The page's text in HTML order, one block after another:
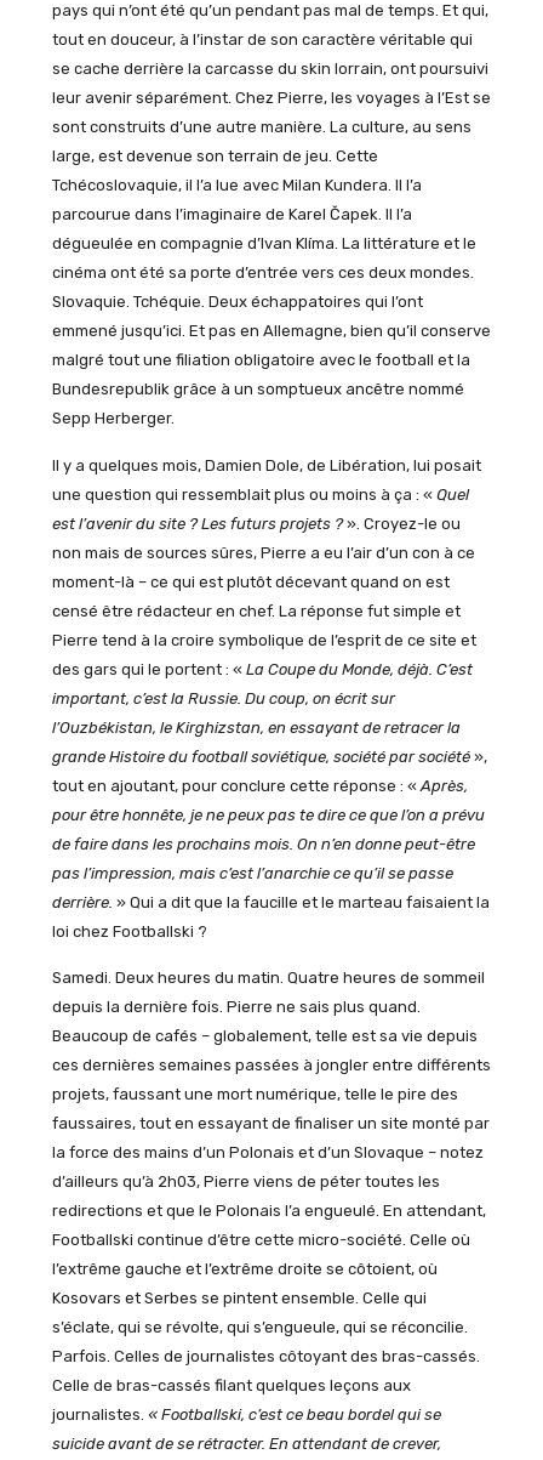
pays qui n’ont été qu’un pendant pas mal de temps. Et qui,
tout en douceur, à l’instar de son caractère véritable qui
se cache derrière la carcasse du skin lorrain, ont poursuivi
leur avenir séparément. Chez Pierre, les voyages à l’Est se
sont construits d’une autre manière. La culture, au sens
large, est devenue son terrain de jeu. Cette
Tchécoslovaquie, il l’a lue avec Milan Kundera. Il l’a
parcourue dans l’imaginaire de Karel Čapek. Il l’a
dégueulée en compagnie d’Ivan Klíma. La littérature et le
cinéma ont été sa porte d’entrée vers ces deux mondes.
Slovaquie. Tchéquie. Deux échappatoires qui l’ont
emmené jusqu’ici. Et pas en Allemagne, bien qu’il conserve
malgré tout une filiation obligatoire avec le football et la
Bundesrepublik grâce à un somptueux ancêtre nommé
Sepp Herberger.
Il y a quelques mois, Damien Dole, de Libération, lui posait
une question qui ressemblait plus ou moins à ça : « Quel
est l’avenir du site ? Les futurs projets ?». Croyez-le ou
non mais de sources sûres, Pierre a eu l’air d’un con à ce
moment-là – ce qui est plutôt décevant quand on est
censé être rédacteur en chef. La réponse fut simple et
Pierre tend à la croire symbolique de l’esprit de ce site et
des gars qui le portent : « La Coupe du Monde, déjà. C’est
important, c’est la Russie. Du coup, on écrit sur
l’Ouzbékistan, le Kirghizstan, en essayant de retracer la
grande Histoire du football soviétique, société par société»,
tout en ajoutant, pour conclure cette réponse : « Après,
pour être honnête, je ne peux pas te dire ce que l’on a prévu
de faire dans les prochains mois. On n’en donne peut-être
pas l’impression, mais c’est l’anarchie ce qu’il se passe
derrière. » Qui a dit que la faucille et le marteau faisaient la
loi chez Footballski ?
Samedi. Deux heures du matin. Quatre heures de sommeil
depuis la dernière fois. Pierre ne sais plus quand.
Beaucoup de cafés – globalement, telle est sa vie depuis
ces dernières semaines passées à jongler entre différents
projets, faussant une mort numérique, telle le pire des
faussaires, tout en essayant de finaliser un site monté par
la force des mains d’un Polonais et d’un Slovaque – notez
d’ailleurs qu’à 2h03, Pierre viens de péter toutes les
redirections et que le Polonais l’a engueulé. En attendant,
Footballski continue d’être cette micro-société. Celle où
l’extrême gauche et l’extrême droite se côtoient, où
Kosovars et Serbes se pintent ensemble. Celle qui
s’éclate, qui se révolte, qui s’engueule, qui se réconcilie.
Parfois. Celles de journalistes côtoyant des bras-cassés.
Celle de bras-cassés filant quelques leçons aux
journalistes. « Footballski, c’est ce beau bordel qui se
suicide avant de se rétracter. En attendant de crever,